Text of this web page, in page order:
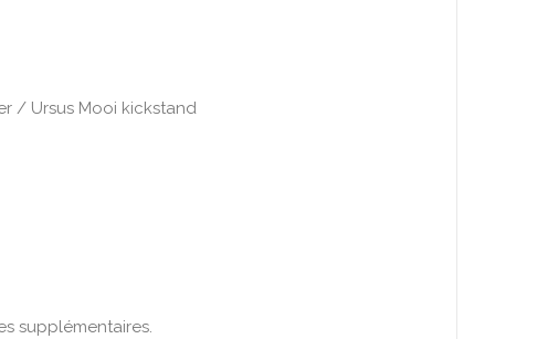
/ Ursus Mooi kickstand
supplémentaires.